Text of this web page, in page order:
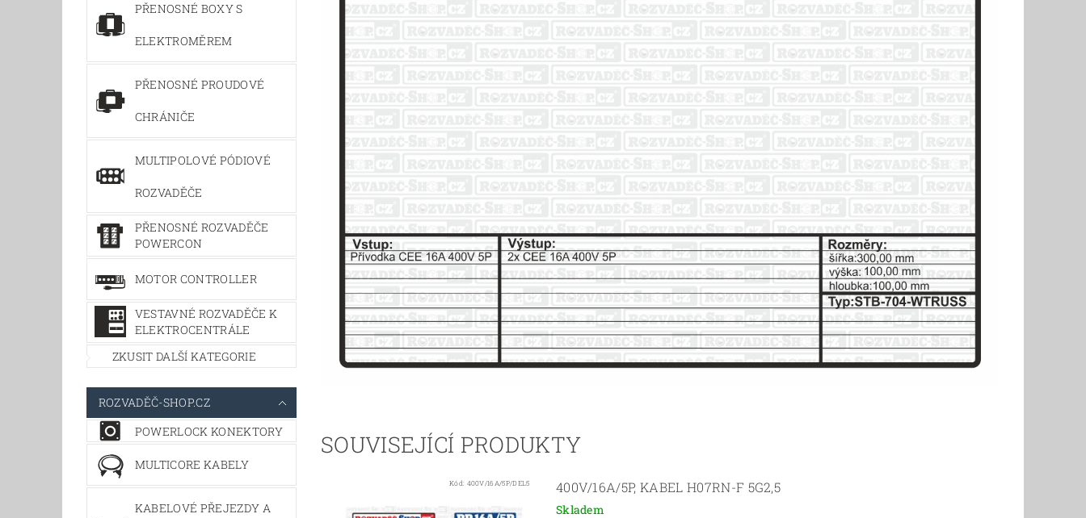
PŘENOSNÉ BOXY S
ELEKTROMĚREM
PŘENOSNÉ PROUDOVÉ
CHRÁNIČE
MULTIPOLOVÉ PÓDIOVÉ
ROZVADĚČE
PŘENOSNÉ ROZVADĚČE
POWERCON
MOTOR CONTROLLER
VESTAVNÉ ROZVADĚČE K
ELEKTROCENTRÁLE
ZKUSIT DALŠÍ KATEGORIE
ROZVADĚČ-SHOP.CZ
POWERLOCK KONEKTORY
MULTICORE KABELY
KABELOVÉ PŘEJEZDY A
SOUVISEJÍCÍ PRODUKTY
Kód: 400V/16A/5P/DEL5 400V/16A/5P, KABEL H07RN-F 5G2,5
Skladem